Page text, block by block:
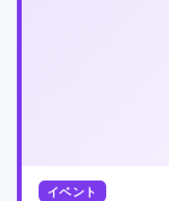
イベント